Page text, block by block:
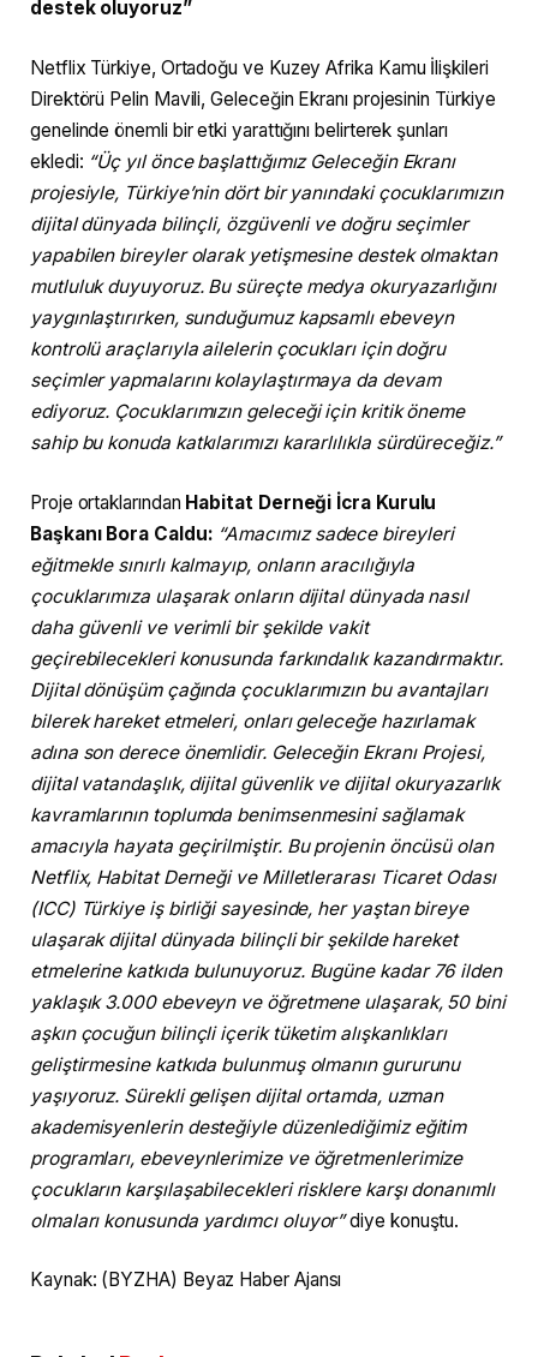
destek oluyoruz”
Netflix Türkiye, Ortadoğu ve Kuzey Afrika Kamu İlişkileri
Direktörü Pelin Mavili, Geleceğin Ekranı projesinin Türkiye
genelinde önemli bir etki yarattığını belirterek şunları
ekledi: “Üç yıl önce başlattığımız Geleceğin Ekranı
projesiyle, Türkiye’nin dört bir yanındaki çocuklarımızın
dijital dünyada bilinçli, özgüvenli ve doğru seçimler
yapabilen bireyler olarak yetişmesine destek olmaktan
mutluluk duyuyoruz. Bu süreçte medya okuryazarlığını
yaygınlaştırırken, sunduğumuz kapsamlı ebeveyn
kontrolü araçlarıyla ailelerin çocukları için doğru
seçimler yapmalarını kolaylaştırmaya da devam
ediyoruz. Çocuklarımızın geleceği için kritik öneme
sahip bu konuda katkılarımızı kararlılıkla sürdüreceğiz.”
Proje ortaklarından Habitat Derneği İcra Kurulu
Başkanı Bora Caldu: “Amacımız sadece bireyleri
eğitmekle sınırlı kalmayıp, onların aracılığıyla
çocuklarımıza ulaşarak onların dijital dünyada nasıl
daha güvenli ve verimli bir şekilde vakit
geçirebilecekleri konusunda farkındalık kazandırmaktır.
Dijital dönüşüm çağında çocuklarımızın bu avantajları
bilerek hareket etmeleri, onları geleceğe hazırlamak
adına son derece önemlidir. Geleceğin Ekranı Projesi,
dijital vatandaşlık, dijital güvenlik ve dijital okuryazarlık
kavramlarının toplumda benimsenmesini sağlamak
amacıyla hayata geçirilmiştir. Bu projenin öncüsü olan
Netflix, Habitat Derneği ve Milletlerarası Ticaret Odası
(ICC) Türkiye iş birliği sayesinde, her yaştan bireye
ulaşarak dijital dünyada bilinçli bir şekilde hareket
etmelerine katkıda bulunuyoruz. Bugüne kadar 76 ilden
yaklaşık 3.000 ebeveyn ve öğretmene ulaşarak, 50 bini
aşkın çocuğun bilinçli içerik tüketim alışkanlıkları
geliştirmesine katkıda bulunmuş olmanın gururunu
yaşıyoruz. Sürekli gelişen dijital ortamda, uzman
akademisyenlerin desteğiyle düzenlediğimiz eğitim
programları, ebeveynlerimize ve öğretmenlerimize
çocukların karşılaşabilecekleri risklere karşı donanımlı
olmaları konusunda yardımcı oluyor”diye konuştu.
Kaynak: (BYZHA) Beyaz Haber Ajansı